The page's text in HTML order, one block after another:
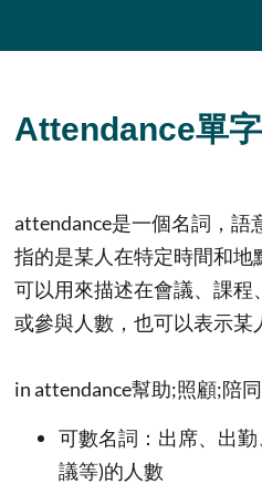
Attendance單字
attendance是一個名詞，語
指的是某人在特定時間和
可以用來描述在會議、課
或參與人數，也可以表示某
in attendance幫助;照顧;陪同
可數名詞：出席、出
議等)的人數